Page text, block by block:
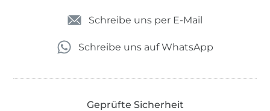
Schreibe uns per E-Mail
Schreibe uns auf WhatsApp
Geprüfte Sicherheit